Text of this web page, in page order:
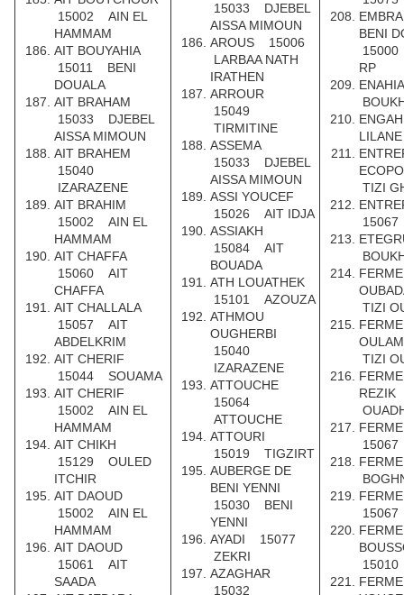
15002 AIN EL
HAMMAM
AIT BOUYAHIA
15011 BENI
DOUALA
AIT BRAHAM
15033 DJEBEL
AISSA MIMOUN
AIT BRAHEM
15040
IZARAZENE
AIT BRAHIM
15002 AIN EL
HAMMAM
AIT CHAFFA
15060 AIT
CHAFFA
AIT CHALLALA
15057 AIT
ABDELKRIM
AIT CHERIF
15044 SOUAMA
AIT CHERIF
15002 AIN EL
HAMMAM
AIT CHIKH
15129 OULED
ITCHIR
AIT DAOUD
15002 AIN EL
HAMMAM
AIT DAOUD
15061 AIT
SAADA
15033 DJEBEL
AISSA MIMOUN
AROUS 15006
LARBAA NATH
IRATHEN
ARROUR
15049
TIRMITINE
ASSEMA
15033 DJEBEL
AISSA MIMOUN
ASSI YOUCEF
15026 AIT IDJA
ASSIAKH
15084 AIT
BOUADA
ATH LOUATHEK
15101 AZOUZA
ATHMOU
OUGHERBI
15040
IZARAZENE
ATTOUCHE
15064
ATTOUCHE
ATTOURI
15019 TIGZIRT
AUBERGE DE
BENI YENNI
15030 BENI
YENNI
AYADI 15077
ZEKRI
AZAGHAR
15032
BENI
RP
LILANE
TIZI
TIZI
TIZI
FERME